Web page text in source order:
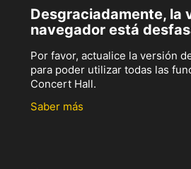
Desgraciadamente, la
navegador está
Por favor, actualice la versión
para poder utilizar todas las
Concert Hall.
Saber más